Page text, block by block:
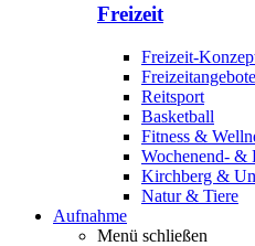
Freizeit
Freizeit-
Freizeitangebote
Reitsport
Basketball
Fitness &
Wochenend- &
Kirchberg &
Natur & Tiere
Aufnahme
Menü schließen